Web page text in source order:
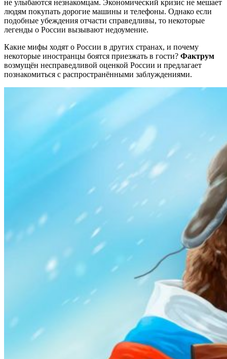
не улыбаются незнакомцам. Экономический кризис не мешает
людям покупать дорогие машины и телефоны. Однако если
подобные убеждения отчасти справедливы, то некоторые
легенды о России вызывают недоумение.
Какие мифы ходят о России в других странах, и почему
некоторые иностранцы боятся приезжать в гости? Фактрум
возмущён несправедливой оценкой России и предлагает
познакомиться с распространёнными заблуждениями.